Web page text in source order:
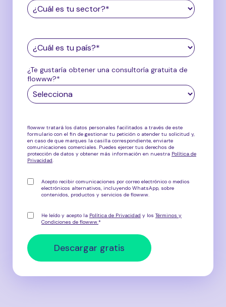
¿Te gustaría obtener una consultoría gratuita de
flowww?*
flowww tratará los datos personales facilitados a través de este
formulario con el fin de gestionar tu petición o atender tu solicitud y,
en caso de que marques la casilla correspondiente, enviarte
comunicaciones comerciales. Puedes ejercer tus derechos de
protección de datos y obtener más información en nuestra Política de
Privacidad.
Acepto recibir comunicaciones por correo electrónico o medios
electrónicos alternativos, incluyendo WhatsApp, sobre
contenidos, productos y servicios de flowww.
He leído y acepto la Política de Privacidad y los Términos y
Condiciones de flowww.*